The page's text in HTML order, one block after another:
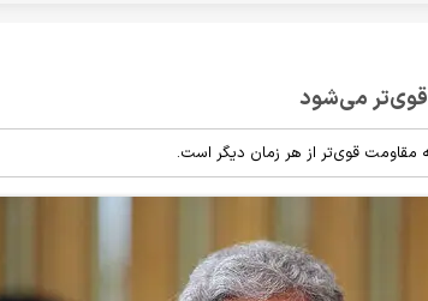
قوی‌تر می‌شود
مقاومت قوی‌تر از هر زمان دیگر است.